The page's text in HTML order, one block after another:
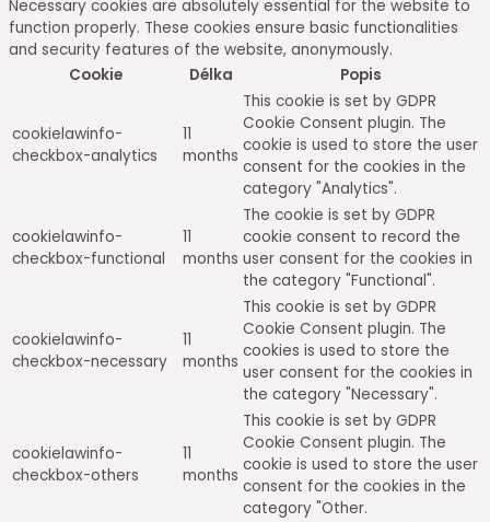
Necessary cookies are absolutely essential for the website to
function properly. These cookies ensure basic functionalities
and security features of the website, anonymously.
Cookie
Délka Popis
cookielawinfo-
checkbox-analytics
11
months
This cookie is set by GDPR
Cookie Consent plugin. The
cookie is used to store the user
consent for the cookies in the
category "Analytics".
cookielawinfo-
checkbox-functional
11
months
The cookie is set by GDPR
cookie consent to record the
user consent for the cookies in
the category "Functional".
cookielawinfo-
checkbox-necessary
11
months
This cookie is set by GDPR
Cookie Consent plugin. The
cookies is used to store the
user consent for the cookies in
the category "Necessary".
cookielawinfo-
checkbox-others
11
months
This cookie is set by GDPR
Cookie Consent plugin. The
cookie is used to store the user
consent for the cookies in the
category "Other.